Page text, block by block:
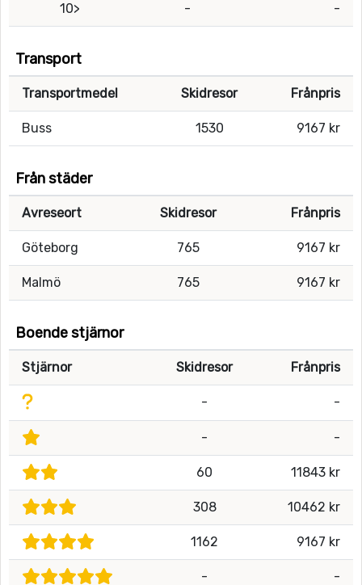
10> - -
Transport
Transportmedel Skidresor Frånpris
Buss 1530 9167 kr
Från städer
Avreseort Skidresor Frånpris
Göteborg 765 9167 kr
Malmö 765 9167 kr
Boende stjärnor
Stjärnor Skidresor Frånpris
- -
- -
60 11843 kr
308 10462 kr
1162 9167 kr
- -